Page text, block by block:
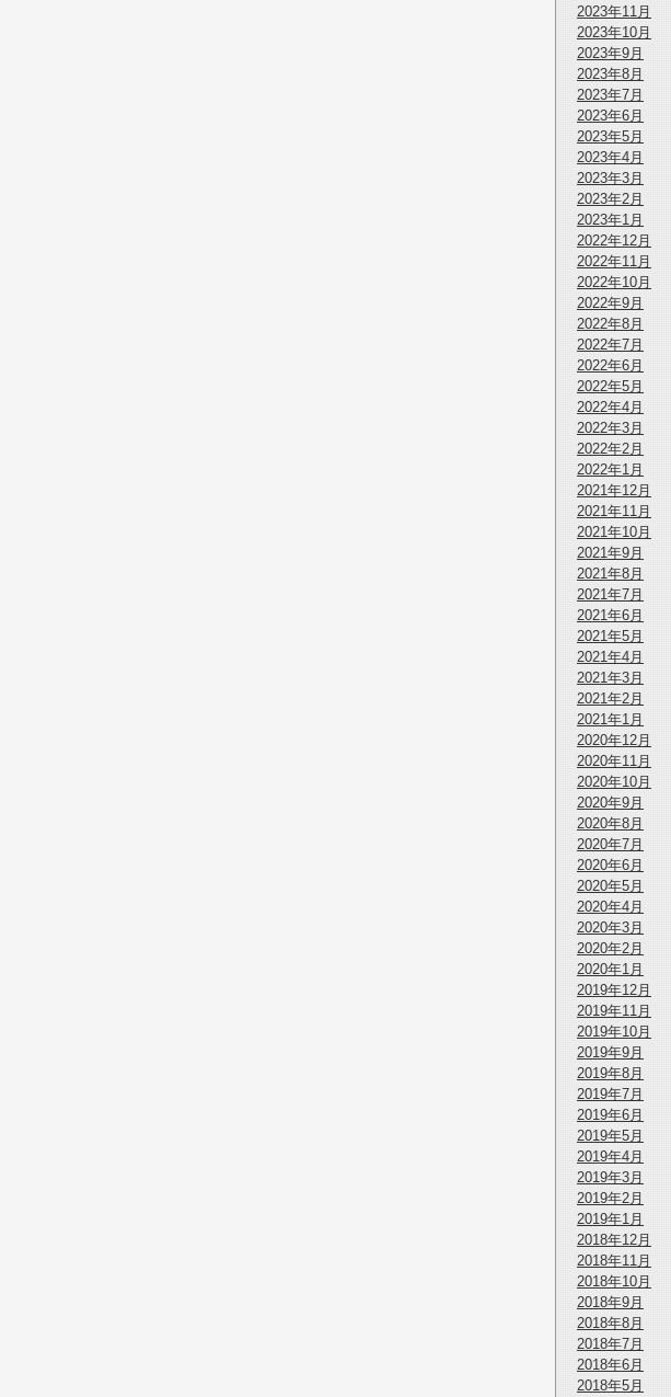
2023年11月
2023年10月
2023年9月
2023年8月
2023年7月
2023年6月
2023年5月
2023年4月
2023年3月
2023年2月
2023年1月
2022年12月
2022年11月
2022年10月
2022年9月
2022年8月
2022年7月
2022年6月
2022年5月
2022年4月
2022年3月
2022年2月
2022年1月
2021年12月
2021年11月
2021年10月
2021年9月
2021年8月
2021年7月
2021年6月
2021年5月
2021年4月
2021年3月
2021年2月
2021年1月
2020年12月
2020年11月
2020年10月
2020年9月
2020年8月
2020年7月
2020年6月
2020年5月
2020年4月
2020年3月
2020年2月
2020年1月
2019年12月
2019年11月
2019年10月
2019年9月
2019年8月
2019年7月
2019年6月
2019年5月
2019年4月
2019年3月
2019年2月
2019年1月
2018年12月
2018年11月
2018年10月
2018年9月
2018年8月
2018年7月
2018年6月
2018年5月